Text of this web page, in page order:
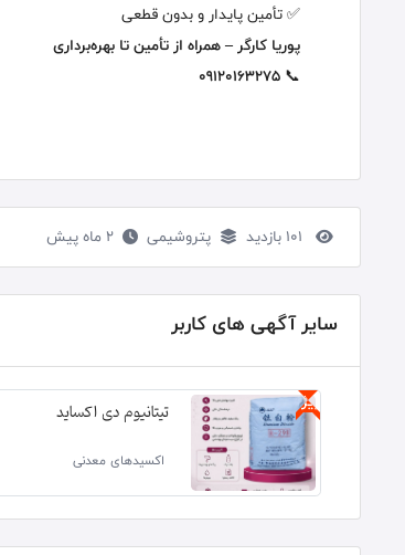
✅ تأمین پایدار و بدون قطعی
پوریا کارگر – همراه از تأمین تا بهره‌برداری
📞
09120163275
پتروشیمی 2 ماه پیش
سایر آگهی های کاربر
ویژه تیتانیوم دی اکساید
اکسیدهای معدنی